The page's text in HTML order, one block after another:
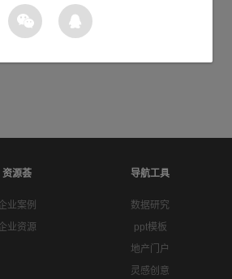
资源荟
业案例
业资源
导航工具
数据研究
ppt模板
地产门户
灵感创意